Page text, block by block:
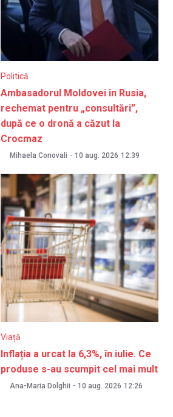
Politică
Ambasadorul Moldovei în Rusia,
rechemat pentru „consultări”,
după ce o dronă a căzut la
Crocmaz
Mihaela Conovali - 10 aug. 2026 12:39
Viață
Inflația a urcat la 6,3%, în iulie. Ce
produse s-au scumpit cel mai mult
Ana-Maria Dolghii - 10 aug. 2026 12:26